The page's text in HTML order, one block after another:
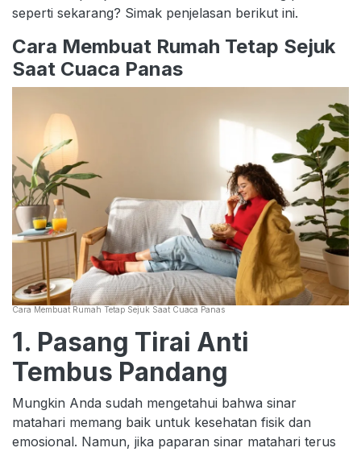
seperti sekarang? Simak penjelasan berikut ini.
Cara Membuat Rumah Tetap Sejuk
Saat Cuaca Panas
Cara Membuat Rumah Tetap Sejuk Saat Cuaca Panas
1. Pasang Tirai Anti
Tembus Pandang
Mungkin Anda sudah mengetahui bahwa sinar
matahari memang baik untuk kesehatan fisik dan
emosional. Namun, jika paparan sinar matahari terus